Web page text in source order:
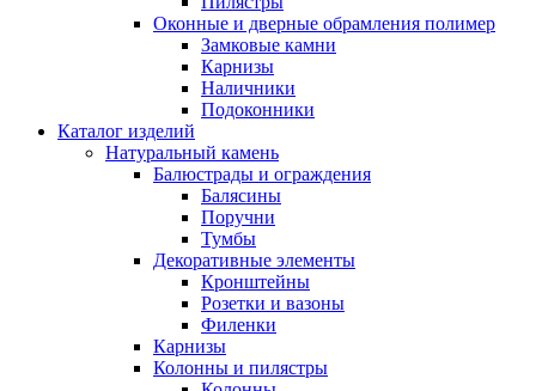
Оконные и дверные обрамления полимер
Замковые камни
Карнизы
Наличники
Подоконники
Каталог изделий
Натуральный камень
Балюстрады и ограждения
Балясины
Поручни
Тумбы
Декоративные элементы
Кронштейны
Розетки и вазоны
Филенки
Карнизы
Колонны и пилястры